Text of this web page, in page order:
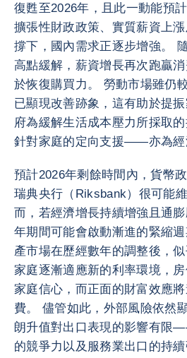
復甦至2026年，且此一動能預
擴張性財政政策、實質薪資上
撐下，國內需求正逐步增強。
高點緩解，薪資增長再次跑贏
於恢復購買力。 勞動市場雖仍
已顯現改善跡象，這有助於提
府為緩解生活成本壓力所採取
針對家庭的定向支援——亦為經
預計2026年剩餘時間內，貨幣
瑞典央行（Riksbank）很可能
而，若經濟增長持續增強且通
年期間可能會啟動漸進的緊縮
產市場在歷經數年的調整後，
家庭逐漸適應新的利率環境，
家庭信心，而正面的財富效應
費。 儘管如此，外部風險依然
朗升值對出口表現的影響有限
的競爭力以及服務業出口的持